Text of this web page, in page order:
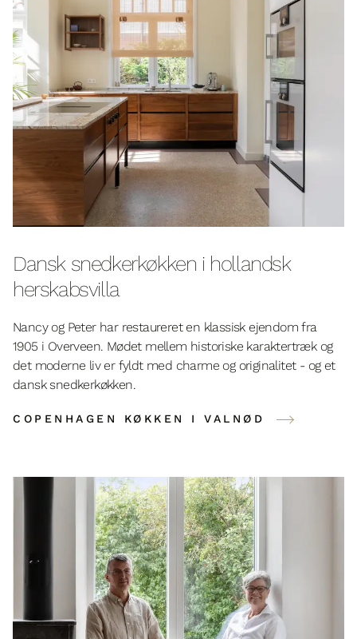
Dansk snedkerkøkken i hollandsk
herskabsvilla
Nancy og Peter har restaureret en klassisk ejendom fra
1905 i Overveen. Mødet mellem historiske karaktertræk og
det moderne liv er fyldt med charme og originalitet - og et
dansk snedkerkøkken.
COPENHAGEN KØKKEN I VALNØD